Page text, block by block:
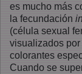
es mucho más
la fecundación
(célula sexual
visualizados
colorantes
Cuando se